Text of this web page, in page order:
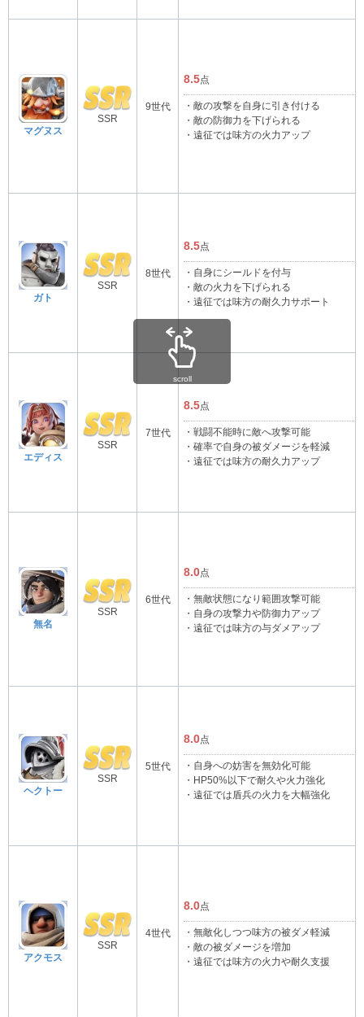
マグヌス
SSR
9世代
8.5点
・敵の攻撃を自身に引き付ける
・敵の防御力を下げられる
・遠征では味方の火力アップ
ガト
SSR
8世代
8.5点
・自身にシールドを付与
・敵の火力を下げられる
・遠征では味方の耐久力サポート
エディス
SSR
7世代
8.5点
・戦闘不能時に敵へ攻撃可能
・確率で自身の被ダメージを軽減
・遠征では味方の耐久力アップ
無名
SSR
6世代
8.0点
・無敵状態になり範囲攻撃可能
・自身の攻撃力や防御力アップ
・遠征では味方の与ダメアップ
ヘクトー
SSR
5世代
8.0点
・自身への妨害を無効化可能
・HP50%以下で耐久や火力強化
・遠征では盾兵の火力を大幅強化
アクモス
SSR
4世代
8.0点
・無敵化しつつ味方の被ダメ軽減
・敵の被ダメージを増加
・遠征では味方の火力や耐久支援
scroll